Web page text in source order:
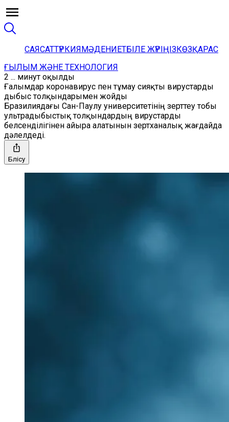
САЯСАТТҮРКИЯМӘДЕНИЕТБІЛЕ ЖҮРІҢІЗКӨЗҚАРАС
ҒЫЛЫМ ЖӘНЕ ТЕХНОЛОГИЯ
2 ... минут оқылды
Ғалымдар коронавирус пен тұмау сияқты вирустарды
дыбыс толқындарымен жойды
Бразилиядағы Сан-Паулу университетінің зерттеу тобы
ультрадыбыстық толқындардың вирустарды
белсенділігінен айыра алатынын зертханалық жағдайда
дәлелдеді.
Бөлісу